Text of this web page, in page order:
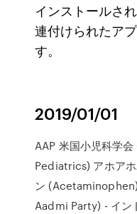
インストールさ
連付けられたア
す。
2019/01/01
AAP 米国小児科学
Pediatrics) アホア
ン
Aadmi Party) - イン